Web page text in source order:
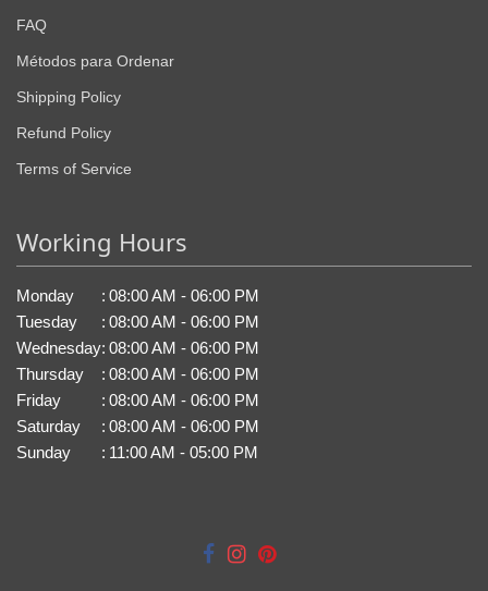
FAQ
Métodos para Ordenar
Shipping Policy
Refund Policy
Terms of Service
Working Hours
Monday : 08:00 AM - 06:00 PM
Tuesday
: 08:00 AM - 06:00 PM
Wednesday: 08:00 AM - 06:00 PM
Thursday
: 08:00 AM - 06:00 PM
Friday
: 08:00 AM - 06:00 PM
Saturday
: 08:00 AM - 06:00 PM
Sunday
: 11:00 AM - 05:00 PM